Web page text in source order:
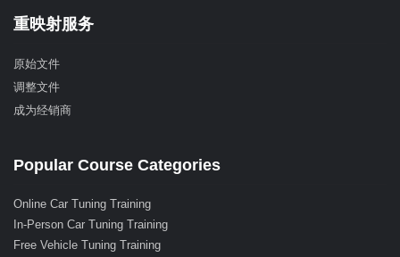
重映射服务
原始文件
调整文件
成为经销商
Popular Course Categories
Online Car Tuning Training
In-Person Car Tuning Training
Free Vehicle Tuning Training